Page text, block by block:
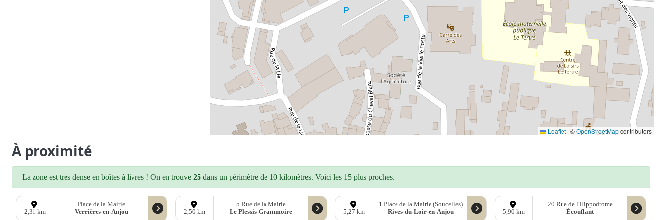
Leaflet | ©OpenStreetMapcontributors
À proximité
La zone est très dense en boîtes à livres ! On en trouve 25 dans un périmètre de 10 kilomètres. Voici les 15 plus proches.
2,31 km
Place de la Mairie
Verrières-en-Anjou
2,50 km
5 Rue de la Mairie
Le Plessis-Grammoire
5,27 km
1 Place de la Mairie (Soucelles)
Rives-du-Loir-en-Anjou
5,90 km
20 Rue de l'Hippodrome
Écouflant